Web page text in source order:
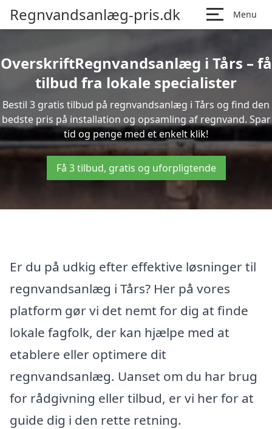
Regnvandsanlæg-pris.dk Menu
OverskriftRegnvandsanlæg i Tårs – få
tilbud fra lokale specialister
Bestil 3 gratis tilbud på regnvandsanlæg i Tårs og find den
bedste pris på installation og opsamling af regnvand. Spar
tid og penge med et enkelt klik!
Få 3 tilbud, gratis og uforpligtende
Er du på udkig efter effektive løsninger til
regnvandsanlæg i Tårs? Her på vores
platform gør vi det nemt for dig at finde
lokale fagfolk, der kan hjælpe med at
etablere eller optimere dit
regnvandsanlæg. Uanset om du har brug
for rådgivning eller tilbud, er vi her for at
guide dig i den rette retning.